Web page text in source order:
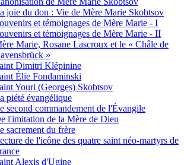
joie du don : Vie de Mère Marie Skobtsov
et témoignages de Mère Marie - I
et témoignages de Mère Marie - II
Marie, Rosane Lascroux et le « Châle de
»
Dimitri Klépinine
Élie Fondaminski
Youri (Georges) Skobtsov
piété évangélique
second commandement de l'Évangile
l'imitation de la Mère de Dieu
sacrement du frère
de l'icône des quatre saint néo-martyrs de
Alexis d'Ugine